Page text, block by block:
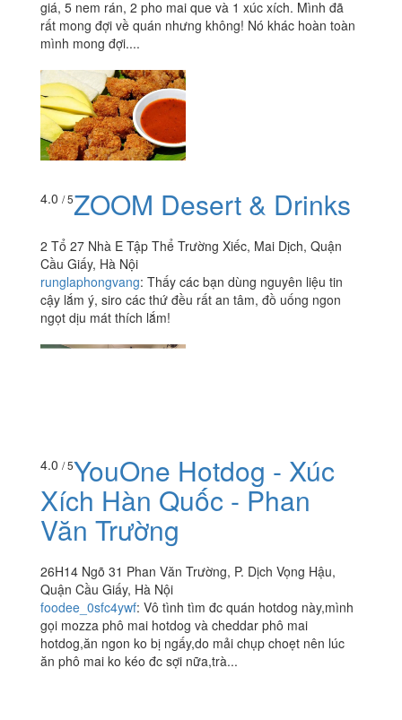
giá, 5 nem rán, 2 pho mai que và 1 xúc xích. Mình đã
rất mong đợi về quán nhưng không! Nó khác hoàn toàn
mình mong đợi....
4.0 / 5ZOOM Desert & Drinks
2 Tổ 27 Nhà E Tập Thể Trường Xiếc, Mai Dịch, Quận
Cầu Giấy, Hà Nội
runglaphongvang: Thấy các bạn dùng nguyên liệu tin
cậy lắm ý, siro các thứ đều rất an tâm, đồ uống ngon
ngọt dịu mát thích lắm!
4.0 / 5YouOne Hotdog - Xúc
Xích Hàn Quốc - Phan
Văn Trường
26H14 Ngõ 31 Phan Văn Trường, P. Dịch Vọng Hậu,
Quận Cầu Giấy, Hà Nội
foodee_0sfc4ywf: Vô tình tìm đc quán hotdog này,mình
gọi mozza phô mai hotdog và cheddar phô mai
hotdog,ăn ngon ko bị ngấy,do mải chụp choẹt nên lúc
ăn phô mai ko kéo đc sợi nữa,trà...